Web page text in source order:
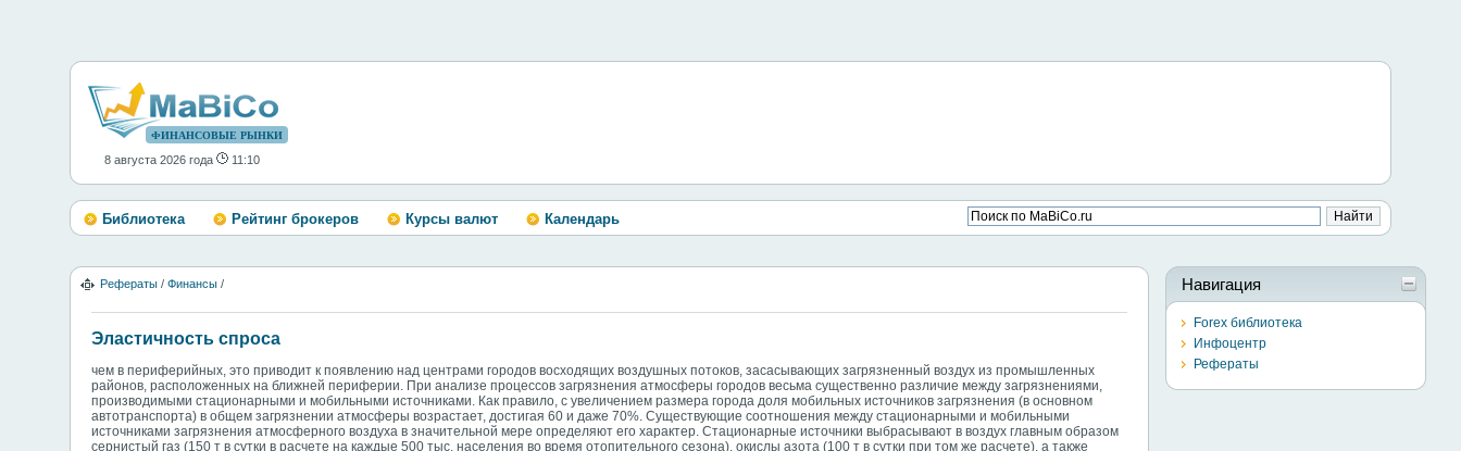
ФИНАНСОВЫЕ РЫНКИ
8 августа 2026 года 11:10
Библиотека Рейтинг брокеров Курсы валют Календарь
Рефераты / Финансы /
Эластичность спроса
чем в периферийных, это приводит к появлению над центрами городов восходящих воздушных потоков, засасывающих загрязненный воздух из промышленных
районов, расположенных на ближней периферии. При анализе процессов загрязнения атмосферы городов весьма существенно различие между загрязнениями,
производимыми стационарными и мобильными источниками. Как правило, с увеличением размера города доля мобильных источников загрязнения (в основном
автотранспорта) в общем загрязнении атмосферы возрастает, достигая 60 и даже 70%. Существующие соотношения между стационарными и мобильными
источниками загрязнения атмосферного воздуха в значительной мере определяют его характер. Стационарные источники выбрасывают в воздух главным образом
сернистый газ (150 т в сутки в расчете на каждые 500 тыс. населения во время отопительного сезона), окислы азота (100 т в сутки при том же расчете), а также
Навигация
Forex библиотека
Инфоцентр
Рефераты